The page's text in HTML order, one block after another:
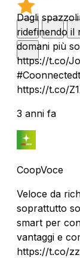
Dagli
ridefinendo il
domani più
https://t.co/
https://t.co/
3 anni fa
CoopVoce
Veloce da
soprattutto
smart per
vantaggi e
https://t.co/